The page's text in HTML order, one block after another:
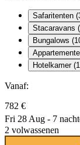
Safaritenten
Stacaravans
Bungalows
Hotelkamer
Vanaf:
782 €
Fri 28 Aug - 7
2 volwassenen